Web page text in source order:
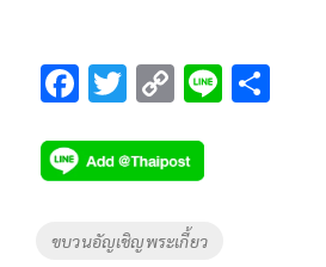
F
e
b
o
T
tt
er
C
p
y
Li
Li
Tags
ขบวนอัญเชิญพระเกี้ยว